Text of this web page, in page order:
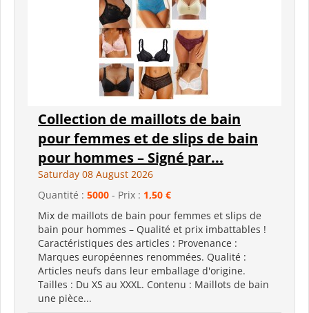
Collection de maillots de bain
pour femmes et de slips de bain
pour hommes – Signé par...
Saturday 08 August 2026
Quantité : 5000 - Prix : 1,50 €
Mix de maillots de bain pour femmes et slips de
bain pour hommes – Qualité et prix imbattables !
Caractéristiques des articles : Provenance :
Marques européennes renommées. Qualité :
Articles neufs dans leur emballage d'origine.
Tailles : Du XS au XXXL. Contenu : Maillots de bain
une pièce...